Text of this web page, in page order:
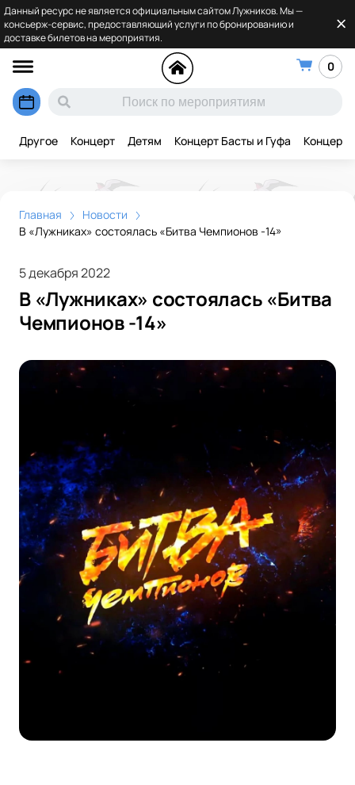
Данный ресурс не является официальным сайтом Лужников. Мы —
консьерж-сервис, предоставляющий услуги по бронированию и
доставке билетов на мероприятия.
0
Другое Концерт Детям Концерт Басты и Гуфа Концерт
Главная
Новости
В «Лужниках» состоялась «Битва Чемпионов -14»
5 декабря 2022
В «Лужниках» состоялась «Битва
Чемпионов -14»